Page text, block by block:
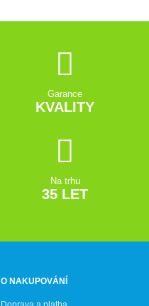
Garance
KVALITY
Na trhu
35 LET
O NAKUPOVÁNÍ